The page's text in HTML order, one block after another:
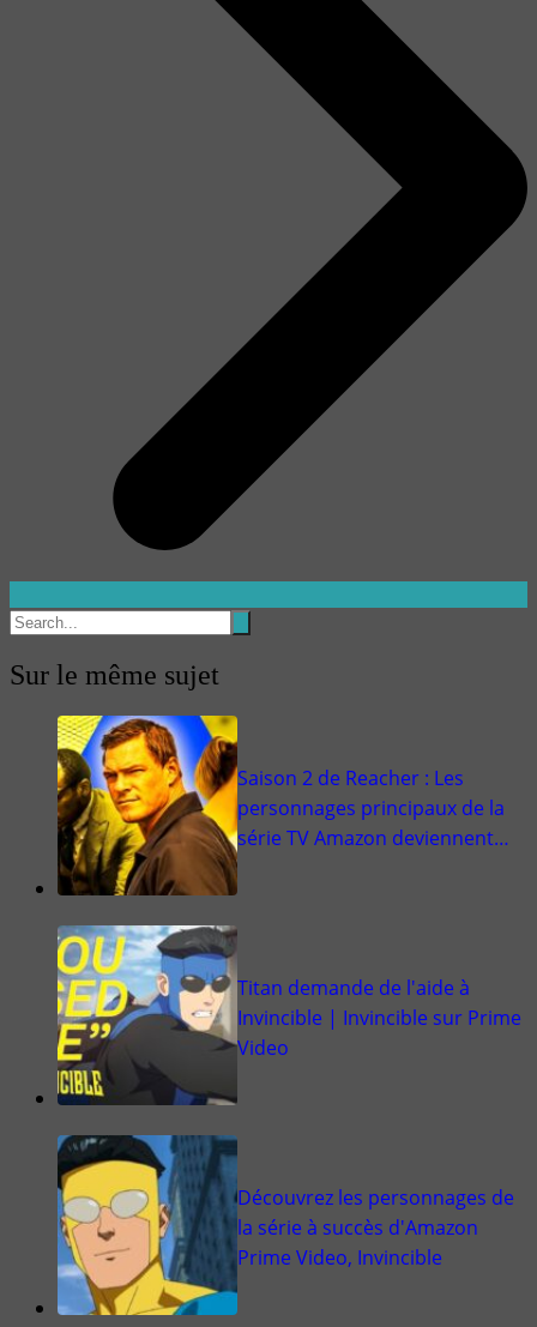
Sur le même sujet
Saison 2 de Reacher : Les
personnages principaux de la
série TV Amazon deviennent…
Titan demande de l'aide à
Invincible | Invincible sur Prime
Video
Découvrez les personnages de
la série à succès d'Amazon
Prime Video, Invincible